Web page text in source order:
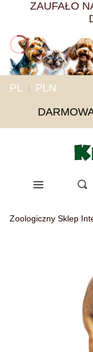
ZAUFAŁO
PL PLN
Menu
Zoologiczny Sklep